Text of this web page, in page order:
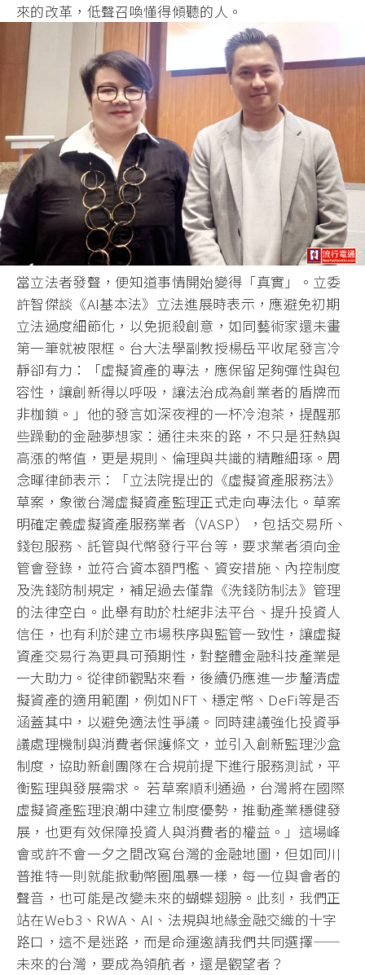
來的改革，低聲召喚懂得傾聽的人。
當立法者發聲，便知道事情開始變得「真實」。立委
許智傑談《AI基本法》立法進展時表示，應避免初期
立法過度細節化，以免扼殺創意，如同藝術家還未畫
第一筆就被限框。台大法學副教授楊岳平收尾發言冷
靜卻有力：「虛擬資產的專法，應保留足夠彈性與包
容性，讓創新得以呼吸，讓法治成為創業者的盾牌而
非枷鎖。」他的發言如深夜裡的一杯冷泡茶，提醒那
些躁動的金融夢想家：通往未來的路，不只是狂熱與
高漲的幣值，更是規則、倫理與共識的精雕細琢。周
念暉律師表示：「立法院提出的《虛擬資產服務法》
草案，象徵台灣虛擬資產監理正式走向專法化。草案
明確定義虛擬資產服務業者（VASP），包括交易所、
錢包服務、託管與代幣發行平台等，要求業者須向金
管會登錄，並符合資本額門檻、資安措施、內控制度
及洗錢防制規定，補足過去僅靠《洗錢防制法》管理
的法律空白。此舉有助於杜絕非法平台、提升投資人
信任，也有利於建立市場秩序與監管一致性，讓虛擬
資產交易行為更具可預期性，對整體金融科技產業是
一大助力。從律師觀點來看，後續仍應進一步釐清虛
擬資產的適用範圍，例如NFT、穩定幣、DeFi等是否
涵蓋其中，以避免適法性爭議。同時建議強化投資爭
議處理機制與消費者保護條文，並引入創新監理沙盒
制度，協助新創團隊在合規前提下進行服務測試，平
衡監理與發展需求。 若草案順利通過，台灣將在國際
虛擬資產監理浪潮中建立制度優勢，推動產業穩健發
展，也更有效保障投資人與消費者的權益。」這場峰
會或許不會一夕之間改寫台灣的金融地圖，但如同川
普推特一則就能掀動幣圈風暴一樣，每一位與會者的
聲音，也可能是改變未來的蝴蝶翅膀。此刻，我們正
站在Web3、RWA、AI、法規與地緣金融交織的十字
路口，這不是迷路，而是命運邀請我們共同選擇——
未來的台灣，要成為領航者，還是觀望者？